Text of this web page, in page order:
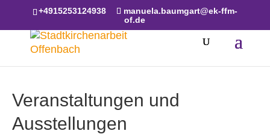
Skip to content+4915253124938
manuela.baumgart@ek-ffm-
of.de
Veranstaltungen und
Ausstellungen